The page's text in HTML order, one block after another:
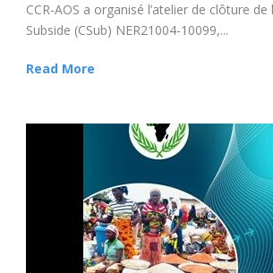
CCR-AOS a organisé l’atelier de clôture
Subside (CSub) NER21004-10099,...
Read More